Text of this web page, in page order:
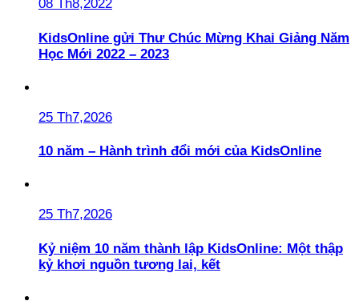
08 Th8,2022
KidsOnline gửi Thư Chúc Mừng Khai Giảng Năm
Học Mới 2022 – 2023
25 Th7,2026
10 năm – Hành trình đổi mới của KidsOnline
25 Th7,2026
Kỷ niệm 10 năm thành lập KidsOnline: Một thập
kỷ khơi nguồn tương lai, kết